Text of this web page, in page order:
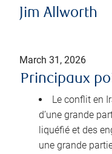
Jim Allworth
March 31, 2026
Principaux
Le conflit en
d’une grande
liquéfié et des
une grande